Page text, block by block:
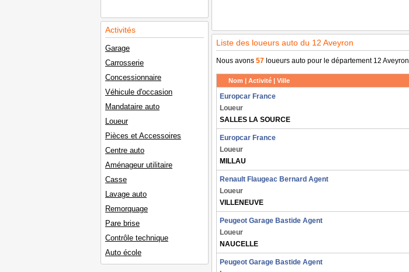
Activités
Garage
Carrosserie
Concessionnaire
Véhicule d'occasion
Mandataire auto
Loueur
Pièces et Accessoires
Centre auto
Aménageur utilitaire
Casse
Lavage auto
Remorquage
Pare brise
Contrôle technique
Auto école
Liste des loueurs auto du 12 Aveyron
Nous avons 57 loueurs auto pour le département 12 Aveyron
Nom | Activité | Ville
Europcar France
Loueur
SALLES LA SOURCE
Europcar France
Loueur
MILLAU
Renault Flaugeac Bernard Agent
Loueur
VILLENEUVE
Peugeot Garage Bastide Agent
Loueur
NAUCELLE
Peugeot Garage Bastide Agent